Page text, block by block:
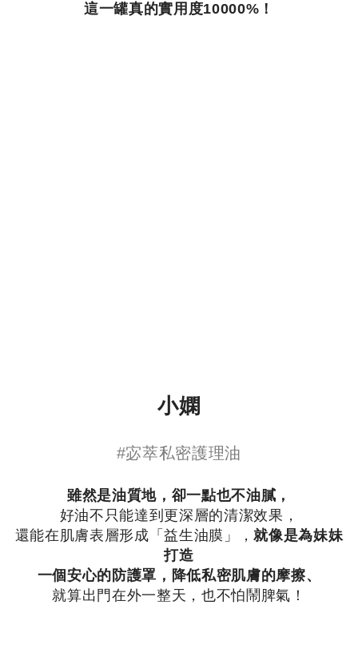
這一罐真的實用度10000%！
小嫻
#宓萃私密護理油
雖然是油質地，卻一點也不油膩，
好油不只能達到更深層的清潔效果，
還能在肌膚表層形成「益生油膜」，就像是為妹妹
打造
一個安心的防護罩，降低私密肌膚的摩擦、
就算出門在外一整天，也不怕鬧脾氣！